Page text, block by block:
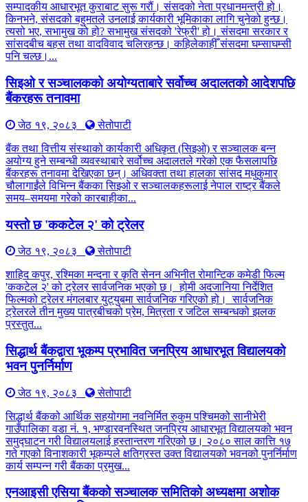
सम्पादकीय आधारभूत कुराबाट सुरू गरौं। संसदको नेता प्रधानमन्त्री हो।
किनभने, संसदको बहुमतले उनलाई कार्यकारी भूमिकाका लागि चुनेको हुन्छ।
त्यसो भए, सभामुख को हो? सभामुख संसदको 'रेफ्री' हो। संसदमा सरकार र
सांसदबीच बहस तथा वादविवाद चलिरहन्छ। कहिलेकाहीँ संसदमा घम्साघम्सी
पनि चल्छ।...
सिइओ र सञ्चालकको अयोग्यताबारे सर्वोच्च अदालतको आदेशपछि
बैंकरहरू तनावमा
जेठ १९, २०८३
सेतोपाटी
बैंक तथा वित्तीय संस्थाको कार्यकारी अधिकृत (सिइओ) र सञ्चालक बन्न
अयोग्य हुने सम्बन्धी व्यवस्थाबारे सर्वोच्च अदालतले गरेको एक फैसलापछि
बैंकरहरू तनावमा देखिएका छन्। अधिवक्ता तथा हालका सांसद मधुकुमार
चौलागाईंले विभिन्न बैंकका सिइओ र सञ्चालकहरूलाई नेपाल राष्ट्र बैंकले
समय–समयमा गरेको कारबाहीका...
यस्तो छ 'ककटेल २' को ट्रेलर
जेठ १९, २०८३
सेतोपाटी
शाहिद कपुर, रश्मिका मन्दना र कृति सेनन अभिनीत रोमान्टिक कमेडी फिल्म
'ककटेल २' को ट्रेलर सार्वजनिक भएको छ। होमी अदजानिया निर्देशित
फिल्मको ट्रेलर मंगलबार युट्युबमा सार्वजनिक गरिएको हो। सार्वजनिक
ट्रेलरले तीन मुख्य पात्रबीचको प्रेम, मित्रता र जटिल सम्बन्धको झलक
प्रस्तुत...
सिद्धार्थ बैंकद्वारा भूकम्प प्रभावित जनप्रिय आधारभूत विद्यालयको
भवन पुनर्निर्माण
जेठ १९, २०८३
सेतोपाटी
सिद्धार्थ बैंकको आर्थिक सहयोगमा नवनिर्मित रुकुम पश्चिमको सानीभेरी
गाउँपालिका वडा नं. १, भण्डारवनस्थित जनप्रिय आधारभूत विद्यालयको भवन
समुद्घाटन गरी विद्यालयलाई हस्तान्तरण गरिएको छ। २०८० साल कात्ति १७
गते गएको विनाशकारी भूकम्पले क्षतिग्रस्त उक्त विद्यालयको भवनको पुनर्निर्माण
कार्य सम्पन्न गरी बैंकका प्रमुख...
एनआइसी एसिया बैंकको सञ्चालक समितिको अध्यक्षमा अशोक